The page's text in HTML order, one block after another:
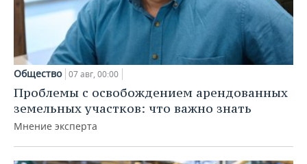
Общество 07 авг, 00:00
Проблемы с освобождением арендованных
земельных участков: что важно знать
Мнение эксперта